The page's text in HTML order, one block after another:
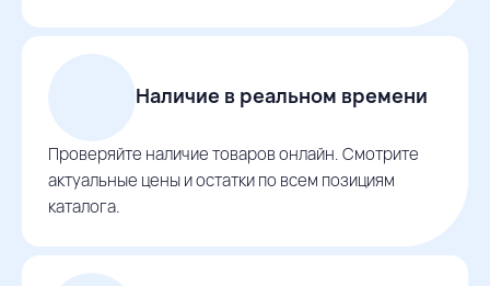
Наличие в реальном времени
Проверяйте наличие товаров онлайн. Смотрите
актуальные цены и остатки по всем позициям
каталога.